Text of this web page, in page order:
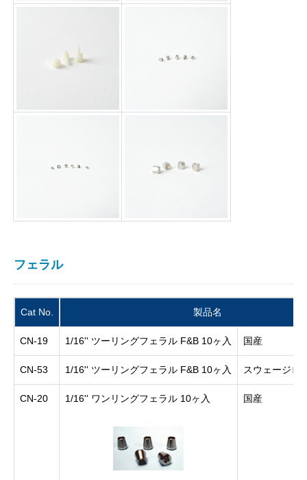
フェラル
Cat No. 製品名
CN-19 1/16'' ツーリングフェラル F&B 10ヶ入 国産
CN-53 1/16'' ツーリングフェラル F&B 10ヶ入 スウェージロ
CN-20 1/16'' ワンリングフェラル 10ヶ入 国産